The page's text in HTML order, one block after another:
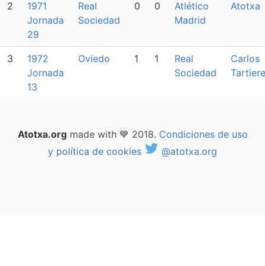
2
1971
Jornada
29
Real
Sociedad
0 0
Atlético
Madrid
Atotxa
3
1972
Jornada
13
Oviedo 1 1
Real
Sociedad
Carlos
Tartiere
Atotxa.orgmade with 💙 2018. Condiciones de uso
y política de cookies
@atotxa.org